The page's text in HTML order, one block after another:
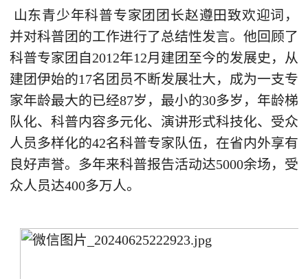
山东青少年科普专家团团长赵遵田致欢迎词，
并对科普团的工作进行了总结性发言。他回顾了
科普专家团自2012年12月建团至今的发展史，从
建团伊始的17名团员不断发展壮大，成为一支专
家年龄最大的已经87岁，最小的30多岁，年龄梯
队化、科普内容多元化、演讲形式科技化、受众
人员多样化的42名科普专家队伍，在省内外享有
良好声誉。多年来科普报告活动达5000余场，受
众人员达400多万人。